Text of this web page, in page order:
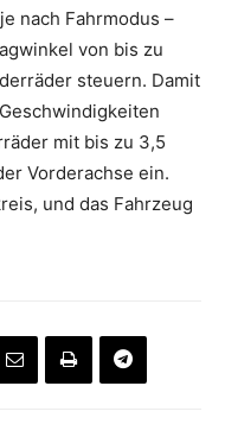
nach Fahrmodus –
von bis zu
steuern. Damit
mit bis zu 3,5
Vorderachse ein.
und das Fahrzeug